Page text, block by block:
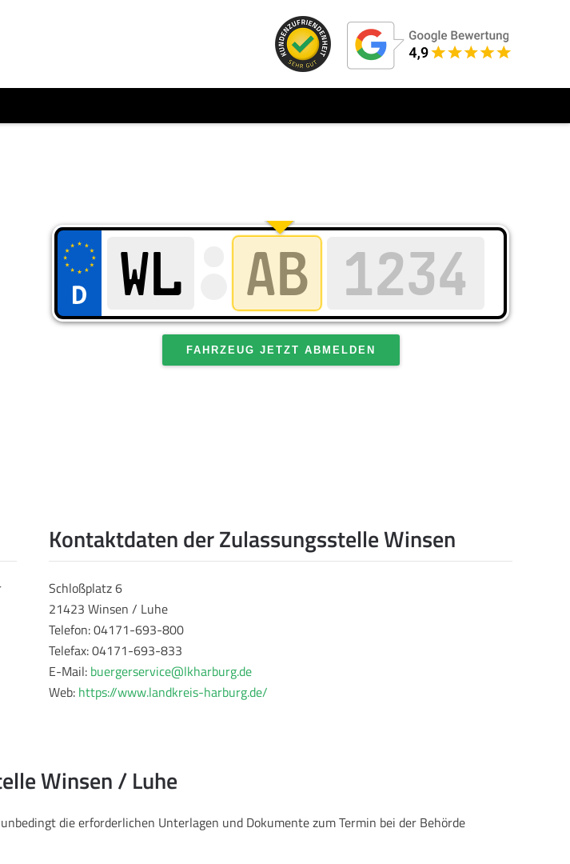
FAHRZEUG JETZT ABMELDEN
Kontaktdaten der Zulassungsstelle Winsen
Schloßplatz 6
21423 Winsen / Luhe
Telefon: 04171-693-800
Telefax: 04171-693-833
E-Mail: buergerservice@lkharburg.de
Web: https://www.landkreis-harburg.de/
Winsen / Luhe
die erforderlichen Unterlagen und Dokumente zum Termin bei der Behörde